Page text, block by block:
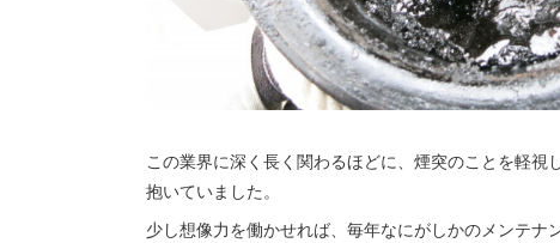
この業界に深く長く関わるほどに、煙突のことを軽
抱いていました。
少し想像力を働かせれば、毎年なにがしかのメンテナ